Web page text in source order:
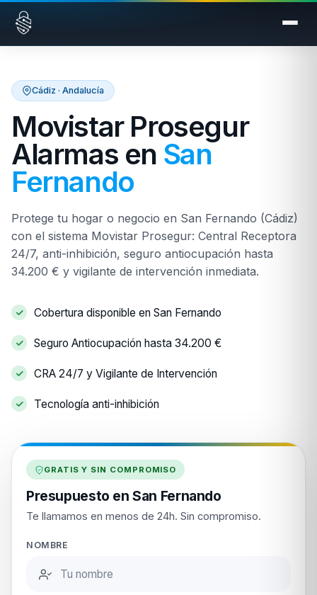
Saltar al contenido
Cádiz · Andalucía
Movistar Prosegur
Alarmas en San
Fernando
Protege tu hogar o negocio en San Fernando (Cádiz)
con el sistema Movistar Prosegur: Central Receptora
24/7, anti-inhibición, seguro antiocupación hasta
34.200 € y vigilante de intervención inmediata.
Cobertura disponible en San Fernando
Seguro Antiocupación hasta 34.200 €
CRA 24/7 y Vigilante de Intervención
Tecnología anti-inhibición
GRATIS Y SIN COMPROMISO
Presupuesto en San Fernando
Te llamamos en menos de 24h. Sin compromiso.
NOMBRE